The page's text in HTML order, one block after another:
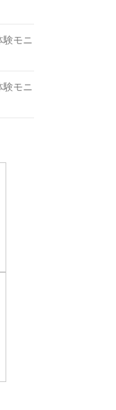
験モニ
験モニ